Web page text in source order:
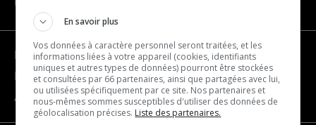
Devenir partenaire
Nous joindre
À propos
En savoir plus
Vos données à caractère personnel seront traitées, et les
informations liées à votre appareil (cookies, identifiants
uniques et autres types de données) pourront être stockées
et consultées par 66 partenaires, ainsi que partagées avec lui,
ou utilisées spécifiquement par ce site. Nos partenaires et
nous-mêmes sommes susceptibles d'utiliser des données de
géolocalisation précises. Liste des partenaires.